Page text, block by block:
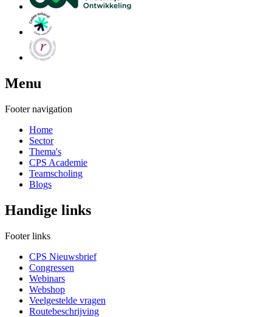
Menu
Footer navigation
Home
Sector
Thema's
CPS Academie
Teamscholing
Blogs
Handige links
Footer links
CPS Nieuwsbrief
Congressen
Webinars
Webshop
Veelgestelde vragen
Routebeschrijving